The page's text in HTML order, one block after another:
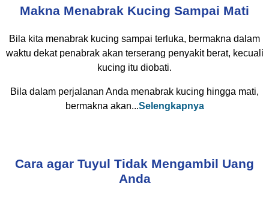
Makna Menabrak Kucing Sampai Mati
Bila kita menabrak kucing sampai terluka, bermakna dalam
waktu dekat penabrak akan terserang penyakit berat, kecuali
kucing itu diobati.
Bila dalam perjalanan Anda menabrak kucing hingga mati,
bermakna akan...Selengkapnya
Cara agar Tuyul Tidak Mengambil Uang
Anda